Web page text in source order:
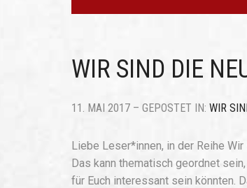
WIR SIND DIE
11. MAI 2017 – GEPOSTET IN: WIR
Liebe Leser*innen, in der Reihe
Das kann thematisch geordnet
für Euch interessant sein könnten.